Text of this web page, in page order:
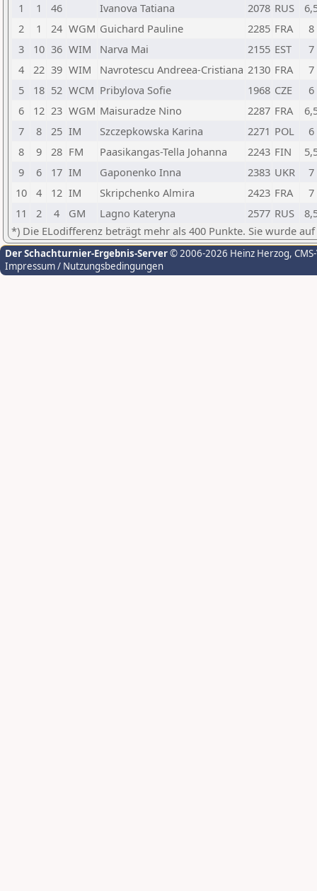
1
1 46 Ivanova Tatiana 2078 RUS
2
1 24 WGM Guichard Pauline 2285 FRA
8
3
10 36 WIM Narva Mai 2155 EST
7
4
22 39 WIM Navrotescu Andreea-Cristiana 2130 FRA
7
5
18 52 WCM Pribylova Sofie 1968 CZE
6
6
12 23 WGM Maisuradze Nino 2287 FRA
7
8 25 IM Szczepkowska Karina 2271 POL
6
8
9 28 FM Paasikangas-Tella Johanna 2243 FIN
9
6 17 IM Gaponenko Inna 2383 UKR
7
10
4 12 IM Skripchenko Almira 2423 FRA
7
11
2 4 GM Lagno Kateryna 2577 RUS
*) Die ELodifferenz beträgt mehr als 400 Punkte. Sie wurde
Der Schachturnier-Ergebnis-Server© 2006-2026 Heinz Herzog,
Impressum / Nutzungsbedingungen